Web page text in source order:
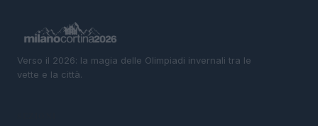
Verso il 2026: la magia delle Olimpiadi invernali tra le
vette e la città.